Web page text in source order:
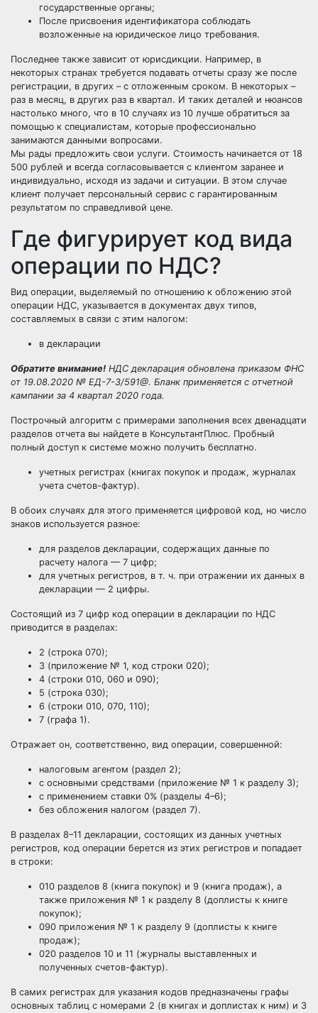
государственные органы;
После присвоения идентификатора соблюдать
возложенные на юридическое лицо требования.
Последнее также зависит от юрисдикции. Например, в
некоторых странах требуется подавать отчеты сразу же после
регистрации, в других – с отложенным сроком. В некоторых –
раз в месяц, в других раз в квартал. И таких деталей и нюансов
настолько много, что в 10 случаях из 10 лучше обратиться за
помощью к специалистам, которые профессионально
занимаются данными вопросами.
Мы рады предложить свои услуги. Стоимость начинается от 18
500 рублей и всегда согласовывается с клиентом заранее и
индивидуально, исходя из задачи и ситуации. В этом случае
клиент получает персональный сервис с гарантированным
результатом по справедливой цене.
Где фигурирует код вида
операции по НДС?
Вид операции, выделяемый по отношению к обложению этой
операции НДС, указывается в документах двух типов,
составляемых в связи с этим налогом:
в декларации
Обратите внимание! НДС декларация обновлена приказом ФНС
от 19.08.2020 № ЕД-7-3/591@. Бланк применяется с отчетной
кампании за 4 квартал 2020 года.
Построчный алгоритм с примерами заполнения всех двенадцати
разделов отчета вы найдете в КонсультантПлюс. Пробный
полный доступ к системе можно получить бесплатно.
учетных регистрах (книгах покупок и продаж, журналах
учета счетов-фактур).
В обоих случаях для этого применяется цифровой код, но число
знаков используется разное:
для разделов декларации, содержащих данные по
расчету налога — 7 цифр;
для учетных регистров, в т. ч. при отражении их данных в
декларации — 2 цифры.
Состоящий из 7 цифр код операции в декларации по НДС
приводится в разделах:
2 (строка 070);
3 (приложение № 1, код строки 020);
4 (строки 010, 060 и 090);
5 (строка 030);
6 (строки 010, 070, 110);
7 (графа 1).
Отражает он, соответственно, вид операции, совершенной:
налоговым агентом (раздел 2);
с основными средствами (приложение № 1 к разделу 3);
с применением ставки 0% (разделы 4–6);
без обложения налогом (раздел 7).
В разделах 8–11 декларации, состоящих из данных учетных
регистров, код операции берется из этих регистров и попадает
в строки:
010 разделов 8 (книга покупок) и 9 (книга продаж), а
также приложения № 1 к разделу 8 (доплисты к книге
покупок);
090 приложения № 1 к разделу 9 (доплисты к книге
продаж);
020 разделов 10 и 11 (журналы выставленных и
полученных счетов-фактур).
В самих регистрах для указания кодов предназначены графы
основных таблиц с номерами 2 (в книгах и доплистах к ним) и 3